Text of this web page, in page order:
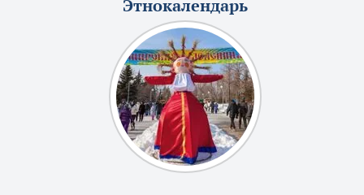
Этнокалендарь